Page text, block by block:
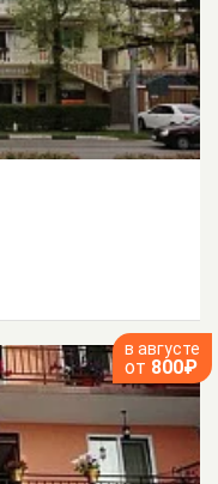
в августе
от 800₽